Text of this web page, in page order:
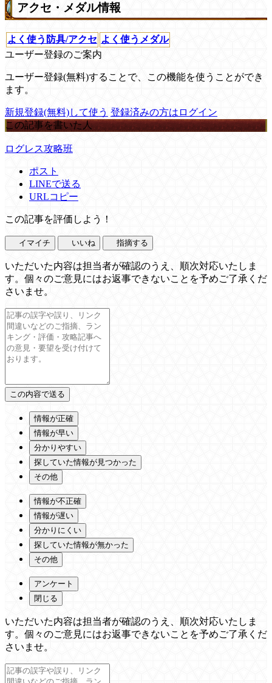
アクセ・メダル情報
よく使う防具/アクセ よく使うメダル
ユーザー登録のご案内
ユーザー登録(無料)することで、この機能を使うことができ
ます。
新規登録(無料)して使う 登録済みの方はログイン
この記事を書いた人
ログレス攻略班
ポスト
LINEで送る
URLコピー
この記事を評価しよう！
イマイチ いいね 指摘する
いただいた内容は担当者が確認のうえ、順次対応いたしま
す。個々のご意見にはお返事できないことを予めご了承くだ
さいませ。
情報が正確
情報が早い
分かりやすい
探していた情報が見つかった
その他
情報が不正確
情報が遅い
分かりにくい
探していた情報が無かった
その他
アンケート
閉じる
いただいた内容は担当者が確認のうえ、順次対応いたしま
す。個々のご意見にはお返事できないことを予めご了承くだ
さいませ。